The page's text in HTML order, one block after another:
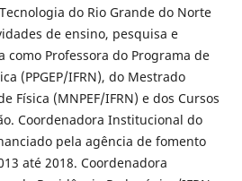
do Rio Grande do Norte
de ensino, pesquisa e
como Professora do Programa de
(PPGEP/IFRN), do Mestrado
Física (MNPEF/IFRN) e dos Cursos
Coordenadora Institucional do
pela agência de fomento
até 2018. Coordenadora